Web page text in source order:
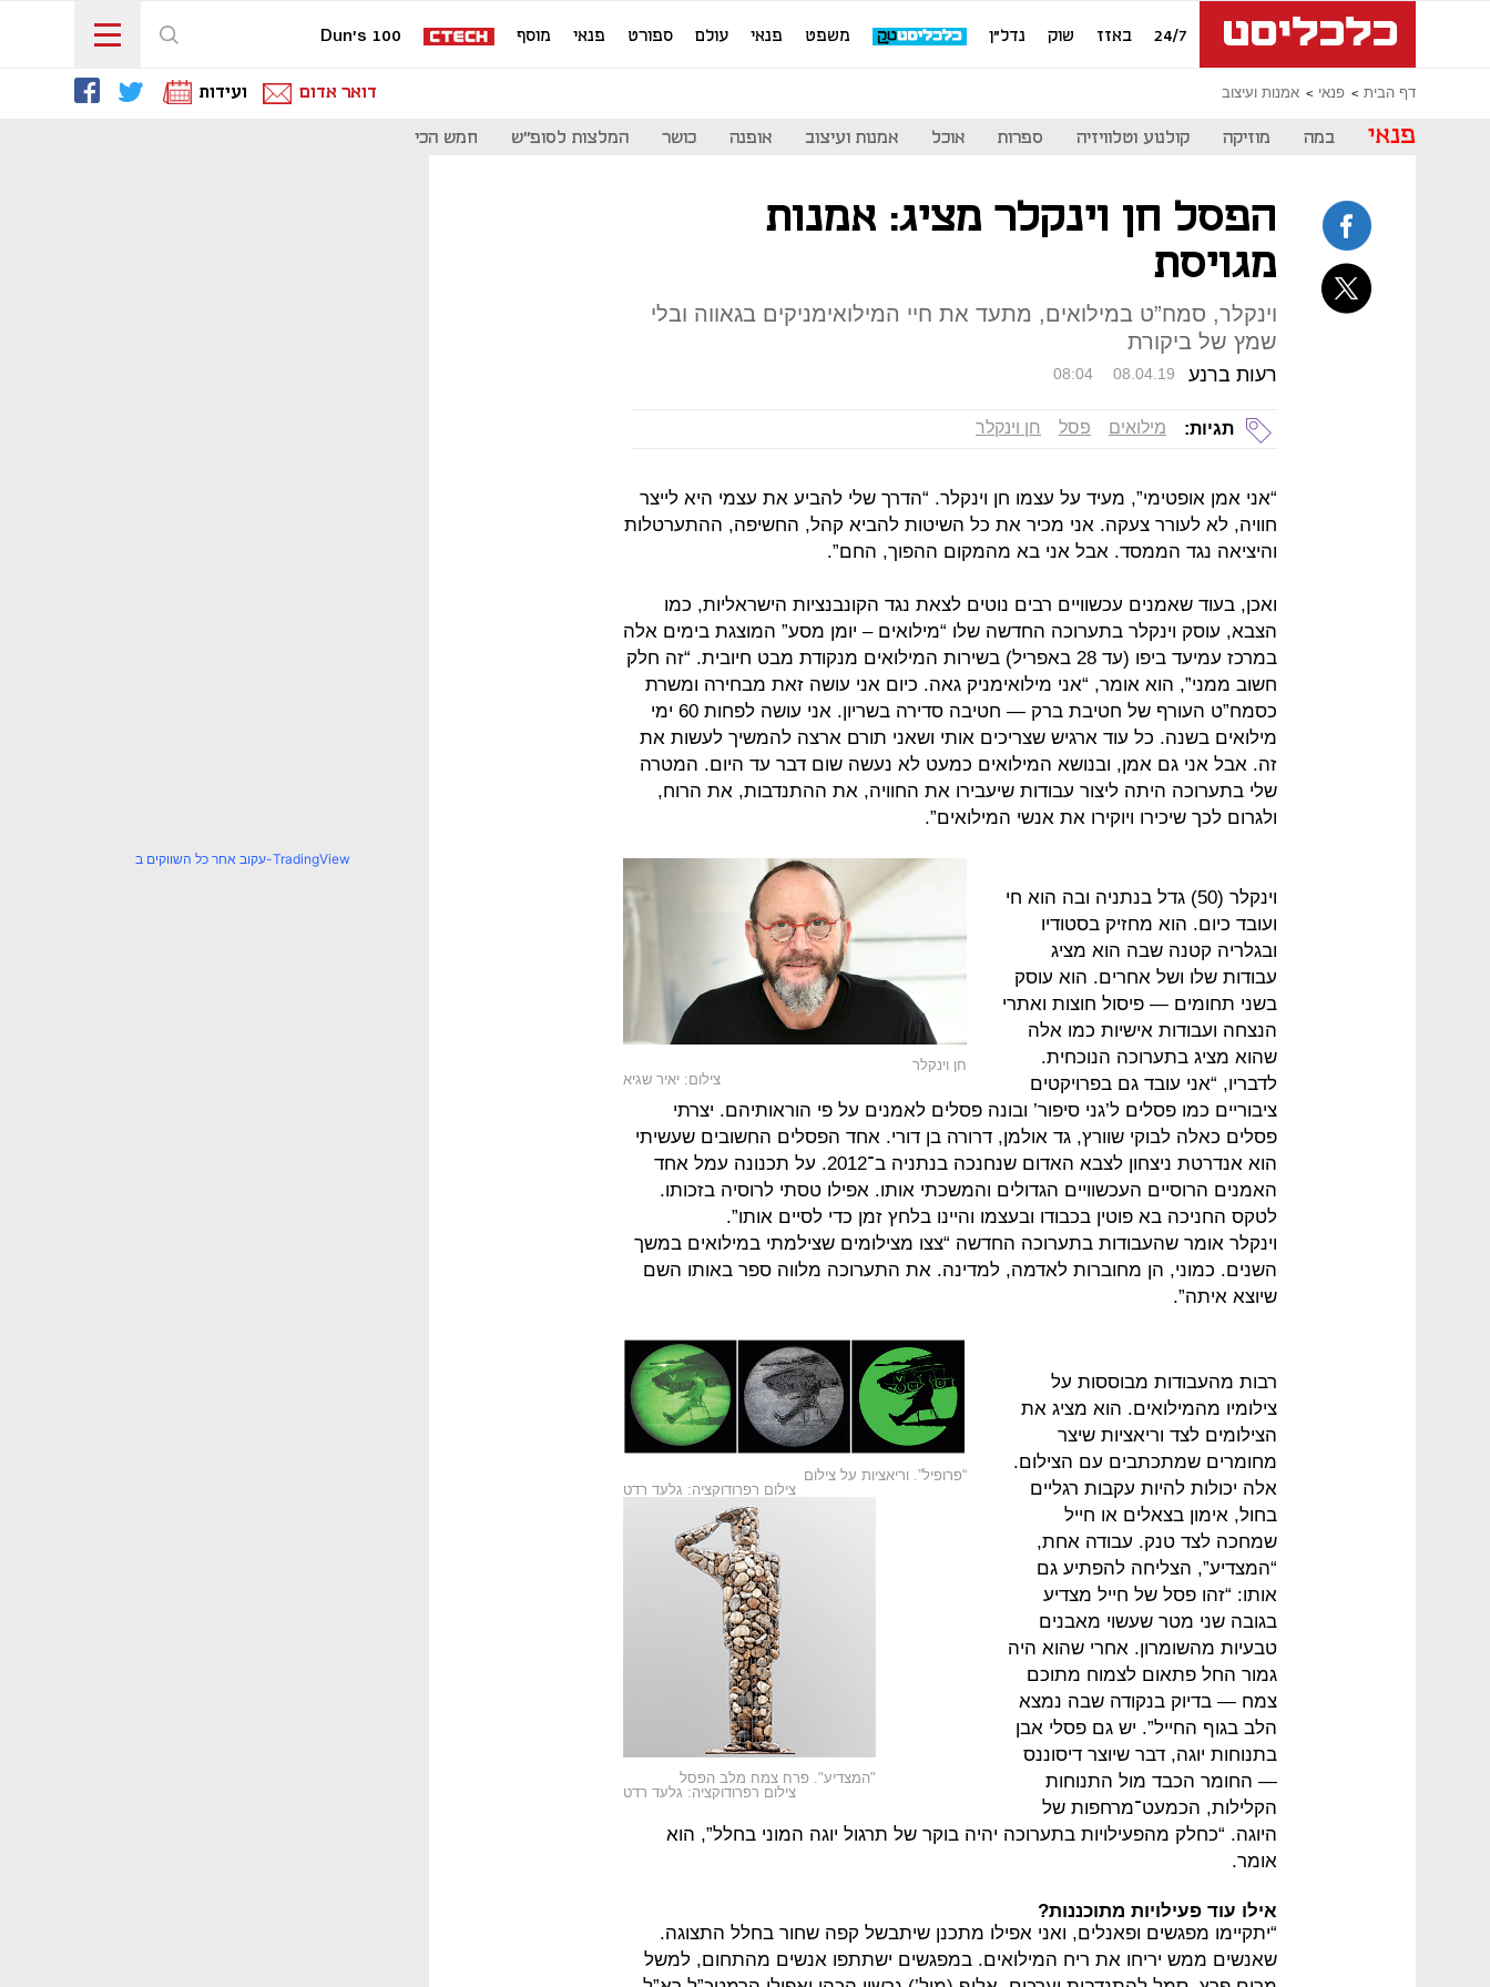
24/7 באזז שוק נדל"ן משפט פנאי עולם ספורט פנאי מוסף Dun's 100
דף הבית פנאי אמנות ועיצוב דואר אדום ועידות
פנאי במה מוזיקה קולנוע וטלוויזיה ספרות אוכל אמנות ועיצוב אופנה כושר המלצות לסופ"ש חמש הכי
הפסל חן וינקלר מציג: אמנות
מגויסת
וינקלר, סמח”ט במילואים, מתעד את חיי המילואימניקים בגאווה ובלי
שמץ של ביקורת
רעות ברנע 08:04 08.04.19
תגיות: מילואים פסל חן וינקלר
“אני אמן אופטימי”, מעיד על עצמו חן וינקלר. “הדרך שלי להביע את עצמי היא לייצר
חוויה, לא לעורר צעקה. אני מכיר את כל השיטות להביא קהל, החשיפה, ההתערטלות
והיציאה נגד הממסד. אבל אני בא מהמקום ההפוך, החם”.
ואכן, בעוד שאמנים עכשוויים רבים נוטים לצאת נגד הקונבנציות הישראליות, כמו
הצבא, עוסק וינקלר בתערוכה החדשה שלו “מילואים – יומן מסע” המוצגת בימים אלה
במרכז עמיעד ביפו (עד 28 באפריל) בשירות המילואים מנקודת מבט חיובית. “זה חלק
חשוב ממני”, הוא אומר, “אני מילואימניק גאה. כיום אני עושה זאת מבחירה ומשרת
כסמח”ט העורף של חטיבת ברק — חטיבה סדירה בשריון. אני עושה לפחות 60 ימי
מילואים בשנה. כל עוד ארגיש שצריכים אותי ושאני תורם ארצה להמשיך לעשות את
זה. אבל אני גם אמן, ובנושא המילואים כמעט לא נעשה שום דבר עד היום. המטרה
שלי בתערוכה היתה ליצור עבודות שיעבירו את החוויה, את ההתנדבות, את הרוח,
ולגרום לכך שיכירו ויוקירו את אנשי המילואים”.
חן וינקלר
צילום: יאיר שגיא
וינקלר (50) גדל בנתניה ובה הוא חי
ועובד כיום. הוא מחזיק בסטודיו
ובגלריה קטנה שבה הוא מציג
עבודות שלו ושל אחרים. הוא עוסק
בשני תחומים — פיסול חוצות ואתרי
הנצחה ועבודות אישיות כמו אלה
שהוא מציג בתערוכה הנוכחית.
לדבריו, “אני עובד גם בפרויקטים
ציבוריים כמו פסלים ל’גני סיפור’ ובונה פסלים לאמנים על פי הוראותיהם. יצרתי
פסלים כאלה לבוקי שוורץ, גד אולמן, דרורה בן דורי. אחד הפסלים החשובים שעשיתי
הוא אנדרטת ניצחון לצבא האדום שנחנכה בנתניה ב־2012. על תכנונה עמל אחד
האמנים הרוסיים העכשוויים הגדולים והמשכתי אותו. אפילו טסתי לרוסיה בזכותו.
לטקס החניכה בא פוטין בכבודו ובעצמו והיינו בלחץ זמן כדי לסיים אותו”.
וינקלר אומר שהעבודות בתערוכה החדשה “צצו מצילומים שצילמתי במילואים במשך
השנים. כמוני, הן מחוברות לאדמה, למדינה. את התערוכה מלווה ספר באותו השם
שיוצא איתה”.
“פרופיל”. וריאציות על צילום
צילום רפרודוקציה: גלעד רדט
"המצדיע". פרח צמח מלב הפסל
צילום רפרודוקציה: גלעד רדט
רבות מהעבודות מבוססות על
צילומיו מהמילואים. הוא מציג את
הצילומים לצד וריאציות שיצר
מחומרים שמתכתבים עם הצילום.
אלה יכולות להיות עקבות רגליים
בחול, אימון בצאלים או חייל
שמחכה לצד טנק. עבודה אחת,
“המצדיע”, הצליחה להפתיע גם
אותו: “זהו פסל של חייל מצדיע
בגובה שני מטר שעשוי מאבנים
טבעיות מהשומרון. אחרי שהוא היה
גמור החל פתאום לצמוח מתוכם
צמח — בדיוק בנקודה שבה נמצא
הלב בגוף החייל”. יש גם פסלי אבן
בתנוחות יוגה, דבר שיוצר דיסוננס
— החומר הכבד מול התנוחות
הקלילות, הכמעט־מרחפות של
היוגה. “כחלק מהפעילויות בתערוכה יהיה בוקר של תרגול יוגה המוני בחלל”, הוא
אומר.
אילו עוד פעילויות מתוכננות?
“יתקיימו מפגשים ופאנלים, ואני אפילו מתכנן שיתבשל קפה שחור בחלל התצוגה.
שאנשים ממש יריחו את ריח המילואים. במפגשים ישתתפו אנשים מהתחום, למשל
עקוב אחר כל השווקים ב-TradingView